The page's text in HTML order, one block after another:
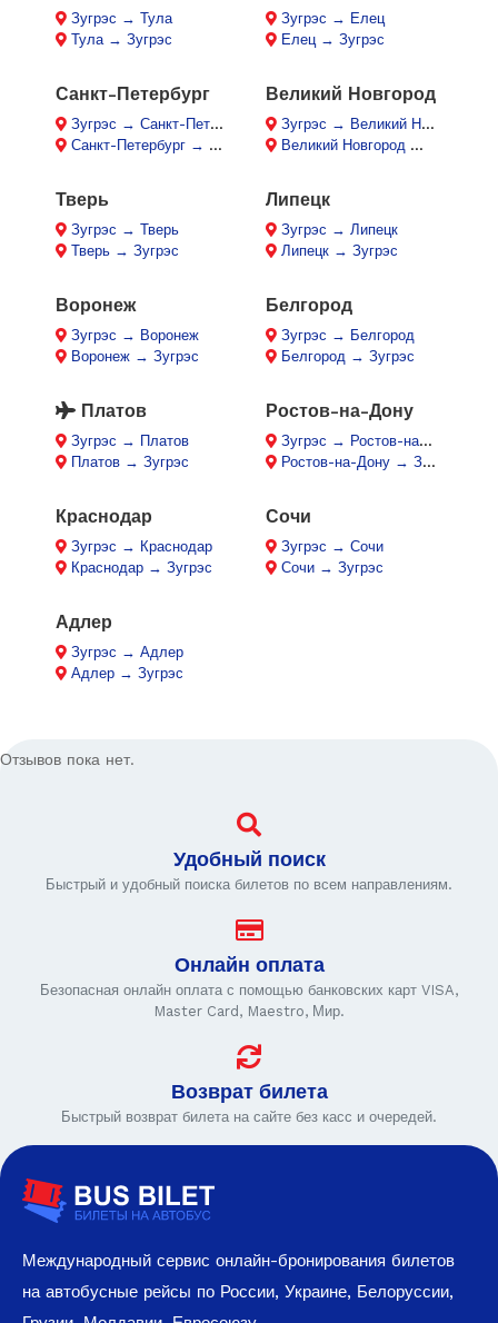
Зугрэс → Тула
Тула → Зугрэс
Зугрэс → Елец
Елец → Зугрэс
Санкт-Петербург
Зугрэс → Санкт-Петербург
Санкт-Петербург → Зугрэс
Великий Новгород
Зугрэс → Великий Новгород
Великий Новгород → Зугрэс
Тверь
Зугрэс → Тверь
Тверь → Зугрэс
Липецк
Зугрэс → Липецк
Липецк → Зугрэс
Воронеж
Зугрэс → Воронеж
Воронеж → Зугрэс
Белгород
Зугрэс → Белгород
Белгород → Зугрэс
Платов
Зугрэс → Платов
Платов → Зугрэс
Ростов-на-Дону
Зугрэс → Ростов-на-Дону
Ростов-на-Дону → Зугрэс
Краснодар
Зугрэс → Краснодар
Краснодар → Зугрэс
Сочи
Зугрэс → Сочи
Сочи → Зугрэс
Адлер
Зугрэс → Адлер
Адлер → Зугрэс
Отзывов пока нет.
Удобный поиск
Быстрый и удобный поиска билетов по всем направлениям.
Онлайн оплата
Безопасная онлайн оплата с помощью банковских карт VISA,
Master Card, Maestro, Мир.
Возврат билета
Быстрый возврат билета на сайте без касс и очередей.
Международный сервис онлайн-бронирования билетов
на автобусные рейсы по России, Украине, Белоруссии,